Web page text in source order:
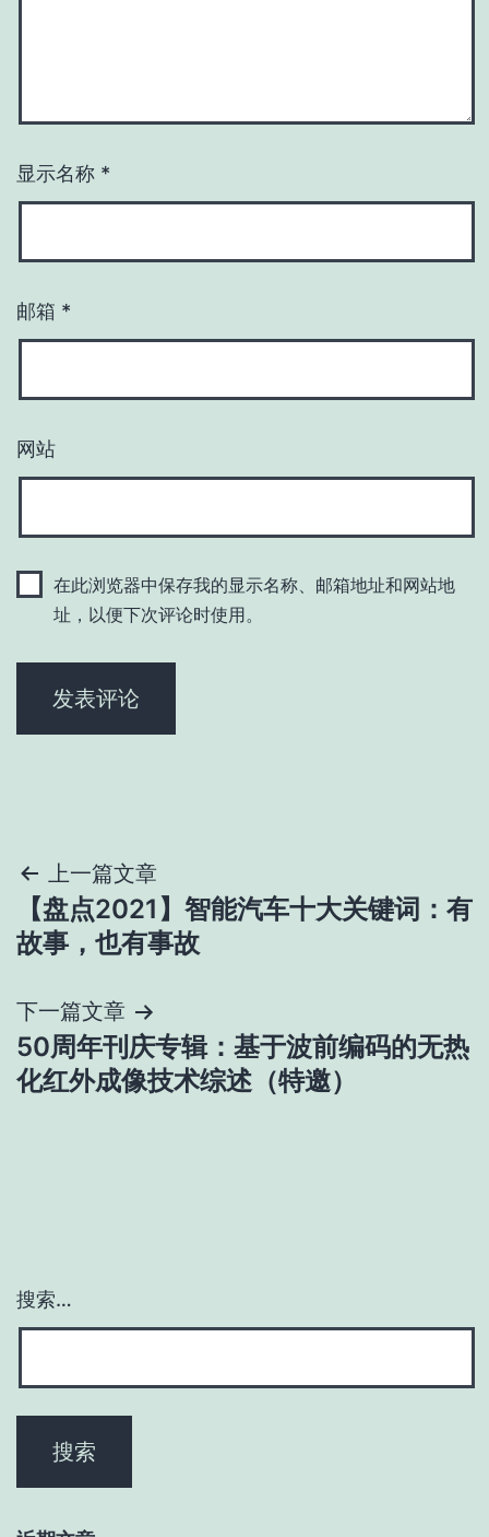
显示名称 *
邮箱 *
网站
在此浏览器中保存我的显示名称、邮箱地址和网站地
址，以便下次评论时使用。
文
章
航
上一篇文章
【盘点2021】智能汽车十大关键词：有
故事，也有事故
下一篇文章
50周年刊庆专辑：基于波前编码的无热
化红外成像技术综述（特邀）
搜索…